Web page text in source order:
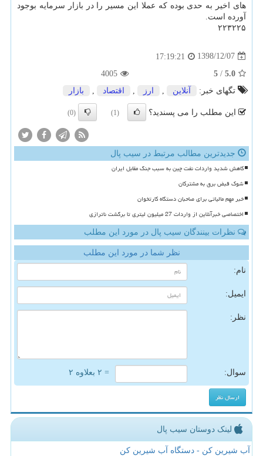
های اخیر به حدی بوده كه عملا این مسیر را در بازار سرمایه بوجود
آورده است.
۲۲۳۲۲۵
1398/12/07
17:19:21
5.0
/
5
4005
تگهای خبر:
آنلاین , ارز , اقتصاد , بازار
این مطلب را می پسندید؟ (1)
(0)
جدیدترین مطالب مرتبط در سیب پال
کاهش شدید واردات نفت چین به سبب جنگ مقابل ایران
شوک قبض برق به مشترکان
خبر مهم مالیاتی برای صاحبان دستگاه کارتخوان
اختصاصی خبرآنلاین از واردات 27 میلیون لیتری تا برگشت ناترازی
نظرات بینندگان سیب پال در مورد این مطلب
نظر شما در مورد این مطلب
نام:
ایمیل:
نظر:
سوال: = ۲ بعلاوه ۲
لینک دوستان سیب پال
آب شیرین کن - دستگاه آب شیرین کن